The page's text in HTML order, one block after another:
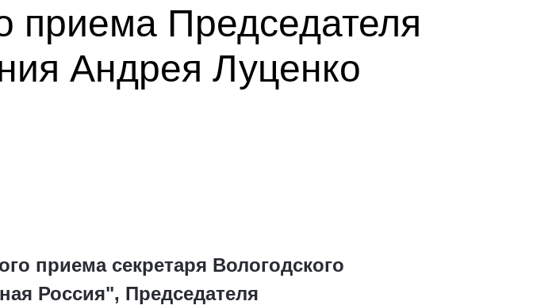
приема Председателя
Андрея Луценко
приема секретаря Вологодского
Россия", Председателя